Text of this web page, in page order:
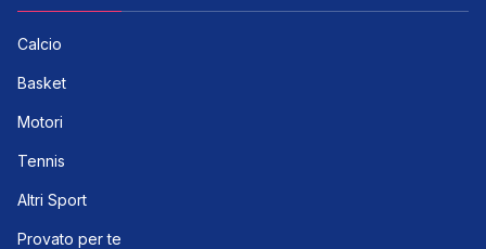
Calcio
Basket
Motori
Tennis
Altri Sport
Provato per te